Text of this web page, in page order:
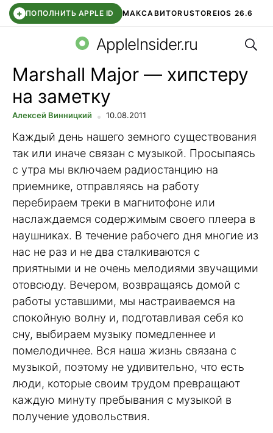
+ ПОПОЛНИТЬ APPLE ID МАКСАВИТОRUSTOREIOS 26.6
СБЕР КИДС ВТБ ОНЛАЙН ЧАТ В ROBLOX
AppleInsider.ru
Marshall Major — хипстеру
на заметку
Алексей Винницкий 10.08.2011
Каждый день нашего земного существования
так или иначе связан с музыкой. Просыпаясь
с утра мы включаем радиостанцию на
приемнике, отправляясь на работу
перебираем треки в магнитофоне или
наслаждаемся содержимым своего плеера в
наушниках. В течение рабочего дня многие из
нас не раз и не два сталкиваются с
приятными и не очень мелодиями звучащими
отовсюду. Вечером, возвращаясь домой с
работы уставшими, мы настраиваемся на
спокойную волну и, подготавливая себя ко
сну, выбираем музыку помедленнее и
помелодичнее. Вся наша жизнь связана с
музыкой, поэтому не удивительно, что есть
люди, которые своим трудом превращают
каждую минуту пребывания с музыкой в
получение удовольствия.